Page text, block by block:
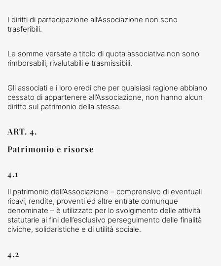
I diritti di partecipazione all’Associazione non sono
trasferibili.
Le somme versate a titolo di quota associativa non sono
rimborsabili, rivalutabili e trasmissibili.
Gli associati e i loro eredi che per qualsiasi ragione abbiano
cessato di appartenere all’Associazione, non hanno alcun
diritto sul patrimonio della stessa.
ART. 4.
Patrimonio e risorse
4.1
Il patrimonio dell’Associazione – comprensivo di eventuali
ricavi, rendite, proventi ed altre entrate comunque
denominate – è utilizzato per lo svolgimento delle attività
statutarie ai fini dell’esclusivo perseguimento delle finalità
civiche, solidaristiche e di utilità sociale.
4.2